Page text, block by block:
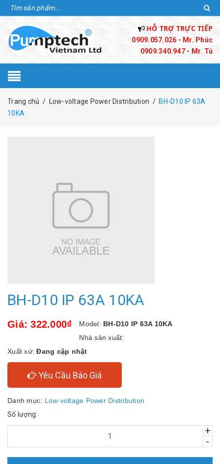
HỖ TRỢ TRỰC TIẾP
0909.057.026 - Mr. Phúc
0909.340.947 - Mr. Tú
Trang chủ / Low-voltage Power Distribution / BH-D10 IP 63A
10KA
BH-D10 IP 63A 10KA
Giá: 322.000₫ Model: BH-D10 IP 63A 10KA
Nhà sản xuất:
Xuất xứ:Đang cập nhật
Yêu Cầu Báo Giá
Danh mục: Low-voltage Power Distribution
Số lượng:
+
-